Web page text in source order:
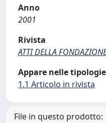
Anno
2001
Rivista
ATTI DELLA
Appare nelle
1.1 Articolo in rivista
File in questo prodotto: